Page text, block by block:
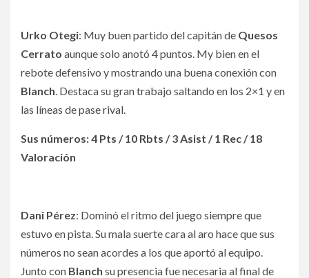
Urko Otegi: Muy buen partido del capitán de Quesos
Cerrato aunque solo anotó 4 puntos. My bien en el
rebote defensivo y mostrando una buena conexión con
Blanch. Destaca su gran trabajo saltando en los 2×1 y en
las líneas de pase rival.
Sus números: 4 Pts / 10 Rbts / 3 Asist / 1 Rec / 18
Valoración
Dani Pérez: Dominó el ritmo del juego siempre que
estuvo en pista. Su mala suerte cara al aro hace que sus
números no sean acordes a los que aportó al equipo.
Junto con Blanch su presencia fue necesaria al final de